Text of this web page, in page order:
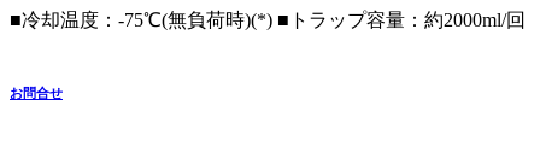
■冷却温度：-75℃(無負荷時)(*) ■トラップ容量：約2000ml/回
お問合せ